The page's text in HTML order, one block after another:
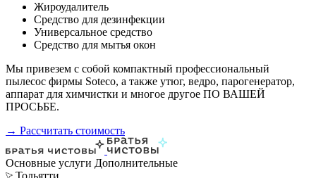
Жироудалитель
Средство для дезинфекции
Универсальное средство
Средство для мытья окон
Мы привезем с собой компактный профессиональный
пылесос фирмы Soteco, а также утюг, ведро, парогенератор,
аппарат для химчистки и многое другое ПО ВАШЕЙ
ПРОСЬБЕ.
→ Рассчитать стоимость
Основные услуги Дополнительные
Тольятти